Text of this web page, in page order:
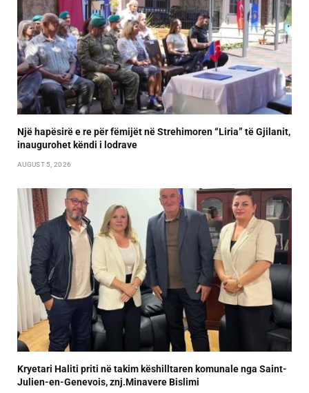
Një hapësirë e re për fëmijët në Strehimoren “Liria” të Gjilanit,
inaugurohet këndi i lodrave
AUGUST 5, 2026
Kryetari Haliti priti në takim këshilltaren komunale nga Saint-
Julien-en-Genevois, znj.Minavere Bislimi